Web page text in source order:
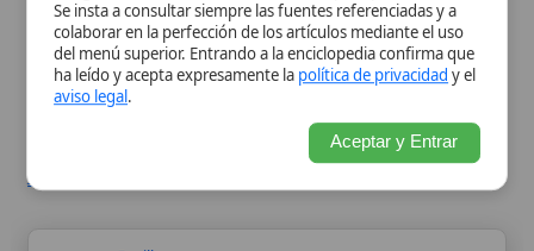
Capilla
Una capilla se refiere a un lugar de culto
cristiano que no es una iglesia parroquial o
catedral, y a menudo se asocia con
comunidades o instituciones más pequeñas,
o con el uso privado. Estas estructuras